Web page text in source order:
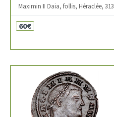
Maximin II Daia, follis, Héraclée, 313
60€